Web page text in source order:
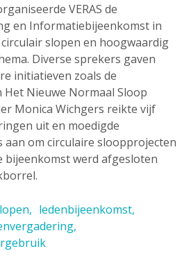
VERAS de
en Informatiebijeenkomst in
slopen en hoogwaardig
Diverse sprekers gaven
initiatieven zoals de
Nieuwe Normaal Sloop
Monica Wichgers reikte vijf
uit en moedigde
aan om circulaire sloopprojecten
bijeenkomst werd afgesloten
ledenbijeenkomst